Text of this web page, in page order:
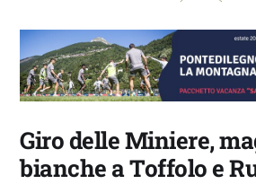
Giro delle Miniere,
bianche a Toffolo e